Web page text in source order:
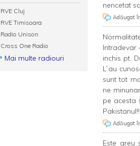
nencetat
Adăugat
Intradevar
inchis pt.
L`au
sunt tot
ne
pe acesta
Adăugat
Este greu
RVE Cluj
RVE Timisoara
Radio Unison
Cross One Radio
Mai multe radiouri